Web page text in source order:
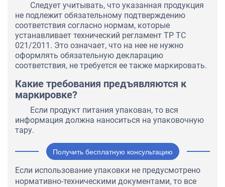
Следует учитывать, что указанная продукция
не подлежит обязательному подтверждению
соответствия согласно нормам, которые
устанавливает технический регламент ТР ТС
021/2011. Это означает, что на нее не нужно
оформлять обязательную декларацию
соответствия, не требуется ее также маркировать.
Какие требования предъявляются к
маркировке?
Если продукт питания упакован, то вся
информация должна наноситься на упаковочную
тару.
Получить бесплатную консультацию
Если использование упаковки не предусмотрено
нормативно-техническими документами, то все